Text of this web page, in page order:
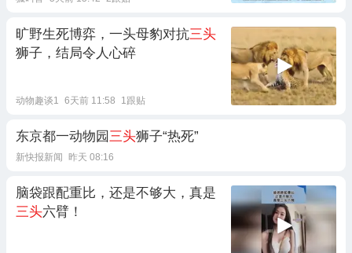
旷野生死博弈，一头母豹对抗三头
狮子，结局令人心碎
动物趣谈1 6天前 11:58 1跟贴
东京都一动物园 三头狮子“热死”
新快报新闻 昨天 08:16
脑袋跟配重比，还是不够大，真是
三头六臂！